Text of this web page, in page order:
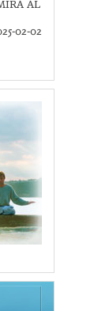
AL
02-02